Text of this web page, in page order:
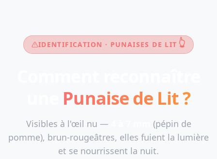
IDENTIFICATION · PUNAISES DE LIT 👆
Punaise de Lit ?
Visibles à l'œil nu —
(pépin de
pomme), brun-rougeâtres, elles fuient la lumière
et se nourrissent la nuit.